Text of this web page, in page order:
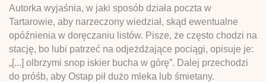
Autorka wyjaśnia, w jaki sposób działa poczta w
Tartarowie, aby narzeczony wiedział, skąd ewentualne
opóźnienia w doręczaniu listów. Pisze, że często chodzi na
stację, bo lubi patrzeć na odjeżdżające pociągi, opisuje je:
„[...] olbrzymi snop iskier bucha w górę”. Dalej przechodzi
do próśb, aby Ostap pił dużo mleka lub śmietany.